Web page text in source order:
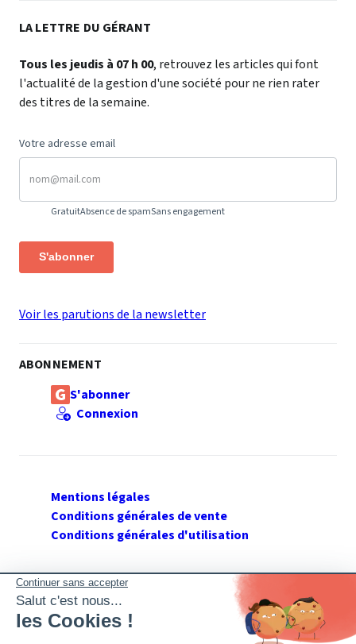
LA LETTRE DU GÉRANT
Tous les jeudis à 07 h 00, retrouvez les articles qui font
l'actualité de la gestion d'une société pour ne rien rater
des titres de la semaine.
Votre adresse email
GratuitAbsence de spamSans engagement
S'abonner
Voir les parutions de la newsletter
ABONNEMENT
S'abonner
Connexion
Mentions légales
Conditions générales de vente
Conditions générales d'utilisation
SUIVEZ GERANT DE SARL